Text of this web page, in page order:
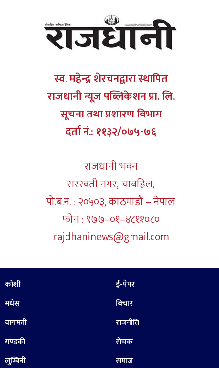
स्व. महेन्द्र शेरचनद्वारा स्थापित
राजधानी न्यूज पब्लिकेशन प्रा. लि.
सूचना तथा प्रशारण विभाग
दर्ता नं.: ११३२/०७५-७६
राजधानी भवन
सरस्वती नगर, चाबहिल,
पो.ब.न. : २०५०३, काठमाडौं – नेपाल
फोन : ९७७–०१–४८११०८०
rajdhaninews@gmail.com
कोशी
मधेस
बागमती
गण्डकी
लुम्बिनी
ई-पेपर
बिचार
राजनीति
रोचक
समाज